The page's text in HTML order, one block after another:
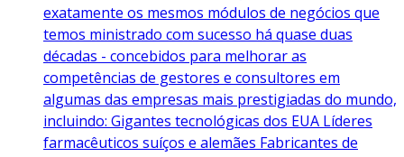
exatamente os mesmos módulos de negócios que
temos ministrado com sucesso há quase duas
décadas - concebidos para melhorar as
competências de gestores e consultores em
algumas das empresas mais prestigiadas do mundo,
incluindo: Gigantes tecnológicas dos EUA Líderes
farmacêuticos suíços e alemães Fabricantes de